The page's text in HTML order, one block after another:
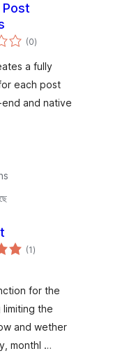
(0total
ratings
)
a fully
each post
and native
(1total
ratings
)
for the
the
and wether
monthl …